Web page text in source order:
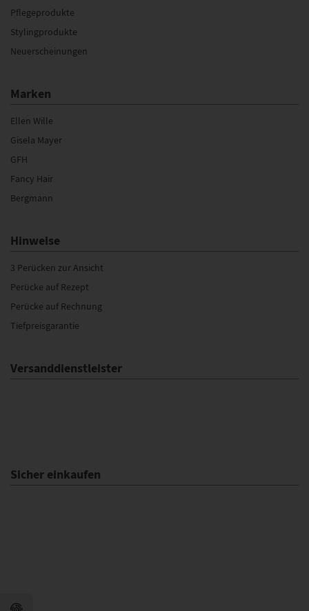
Pflegeprodukte
Stylingprodukte
Neuerscheinungen
Marken
Ellen Wille
Gisela Mayer
GFH
Fancy Hair
Bergmann
Hinweise
3 Perücken zur Ansicht
Perücke auf Rezept
Perücke auf Rechnung
Tiefpreisgarantie
Versanddienstleister
Sicher einkaufen